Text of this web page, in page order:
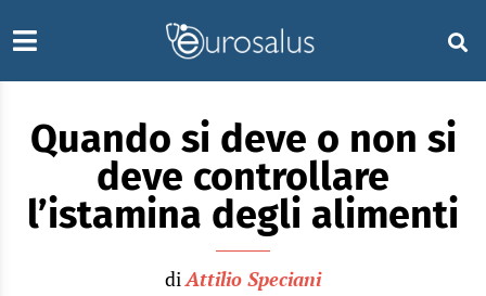
Quando si deve o non si
deve controllare
l’istamina degli alimenti
diAttilio Speciani